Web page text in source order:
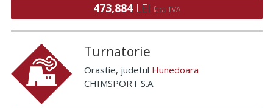
473,884 LEI fara TVA
Turnatorie
Orastie, judetul Hunedoara
CHIMSPORT S.A.